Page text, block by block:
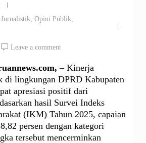
Jurnalistik Opini Publik
Leave a comment
– Kinerja
di lingkungan DPRD Kabupaten
apresiasi positif dari
hasil Survei Indeks
(IKM) Tahun 2025, capaian
persen dengan kategori
tersebut mencerminkan